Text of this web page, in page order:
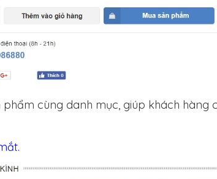
cùng danh mục, giúp khách hàng